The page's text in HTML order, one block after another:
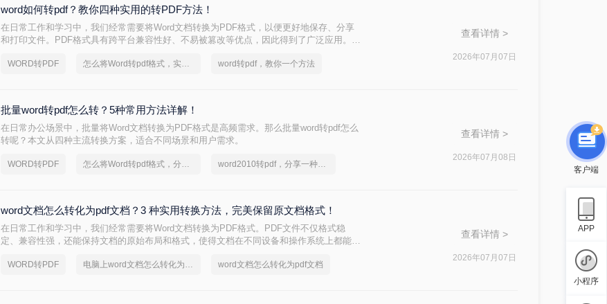
word如何转pdf？教你四种实用的转PDF方法！
在日常工作和学习中，我们经常需要将Word文档转换为PDF格式，以便更好地保存、分享
和打印文件。PDF格式具有跨平台兼容性好、不易被篡改等优点，因此得到了广泛应用。那
格式的转换。
WORD转PDF 怎么将Word转pdf格式，实用的方法来了 word转pdf，教你一个方法
查看详情 >
2026年07月07日
批量word转pdf怎么转？5种常用方法详解！
在日常办公场景中，批量将Word文档转换为PDF格式是高频需求。那么批量word转pdf怎么
转呢？本文从四种主流转换方案，适合不同场景和用户需求。
WORD转PDF 怎么将Word转pdf格式，分享一种简单的方法 word2010转pdf，分享一种简单的方法
查看详情 >
2026年07月08日
word文档怎么转化为pdf文档？3 种实用转换方法，完美保留原文档格式！
在日常工作和学习中，我们经常需要将Word文档转换为PDF格式。PDF文件不仅格式稳
定、兼容性强，还能保持文档的原始布局和格式，使得文档在不同设备和操作系统上都能保
骤。
WORD转PDF 电脑上word文档怎么转化为pdf格式 word文档怎么转化为pdf文档
查看详情 >
2026年07月07日
客户端
APP
小程序